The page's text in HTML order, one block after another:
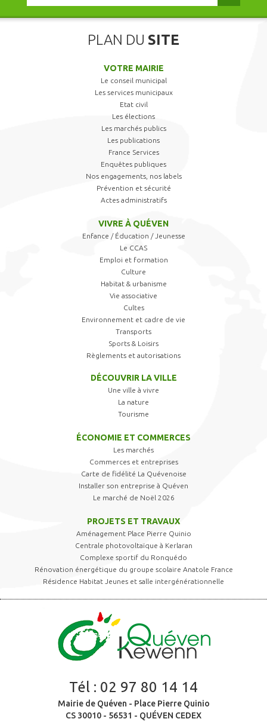
PLAN DU SITE
VOTRE MAIRIE
Le conseil municipal
Les services municipaux
Etat civil
Les élections
Les marchés publics
Les publications
France Services
Enquêtes publiques
Nos engagements, nos labels
Prévention et sécurité
Actes administratifs
VIVRE À QUÉVEN
Enfance / Éducation / Jeunesse
Le CCAS
Emploi et formation
Culture
Habitat & urbanisme
Vie associative
Cultes
Environnement et cadre de vie
Transports
Sports & Loisirs
Règlements et autorisations
DÉCOUVRIR LA VILLE
Une ville à vivre
La nature
Tourisme
ÉCONOMIE ET COMMERCES
Les marchés
Commerces et entreprises
Carte de fidélité La Quévenoise
Installer son entreprise à Quéven
Le marché de Noël 2026
PROJETS ET TRAVAUX
Aménagement Place Pierre Quinio
Centrale photovoltaïque à Kerlaran
Complexe sportif du Ronquédo
Rénovation énergétique du groupe scolaire Anatole France
Résidence Habitat Jeunes et salle intergénérationnelle
Tél : 02 97 80 14 14
Mairie de Quéven - Place Pierre Quinio
CS 30010 - 56531 - QUÉVEN CEDEX